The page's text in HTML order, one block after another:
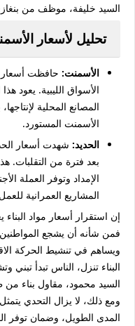
السيد خليفة، موظف من
تحليل لأسعار
الأسمنت: حافظت
الأسواق الليبية. يعود
المصانع المحلية
الأسمنت المستورد.
الحديد: شهدت أسعار
بعد فترة من التقلبات.
الإمداد وتوفر العملة
المشاريع العمرانية
إن استقرار أسعار مواد البناء
فمن شأنه أن يشجع
ويساهم في تنشيط الحركة
البناء تنزل، الناس تبدأ
السيد محمود، مقاول بناء
ومع ذلك، لا يزال التحدي
المدى الطويل، وضمان توفر